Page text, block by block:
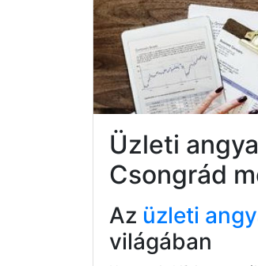
Üzleti
Csongrád
Az üzleti
világában